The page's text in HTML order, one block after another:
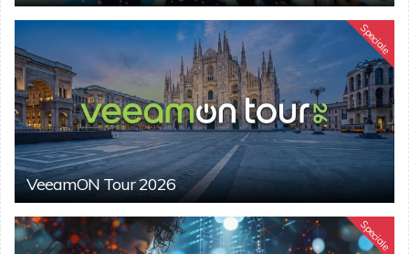
Speciale
VeeamON Tour 2026
Speciale